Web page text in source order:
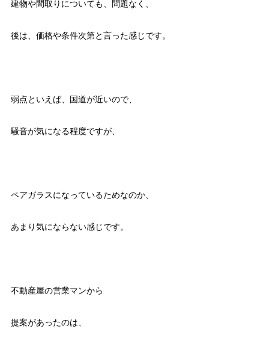
建物や間取りについても、問題なく、
後は、価格や条件次第と言った感じです。
弱点といえば、国道が近いので、
騒音が気になる程度ですが、
ペアガラスになっているためなのか、
あまり気にならない感じです。
不動産屋の営業マンから
提案があったのは、